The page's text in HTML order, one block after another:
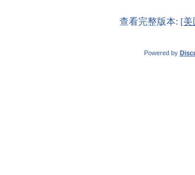
查看完整版本: [美
Powered by